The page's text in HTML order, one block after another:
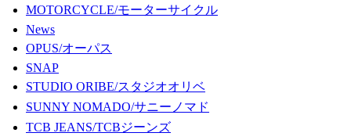
MOTORCYCLE/モーターサイクル
News
OPUS/オーパス
SNAP
STUDIO ORIBE/スタジオオリベ
SUNNY NOMADO/サニーノマド
TCB JEANS/TCBジーンズ